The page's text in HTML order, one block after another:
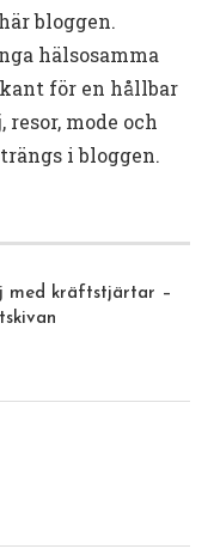
bloggen.
hälsosamma
för en hållbar
mode och
i bloggen.
med kräftstjärtar –